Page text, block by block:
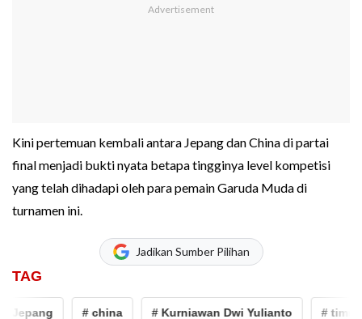
Kini pertemuan kembali antara Jepang dan China di partai
final menjadi bukti nyata betapa tingginya level kompetisi
yang telah dihadapi oleh para pemain Garuda Muda di
turnamen ini.
Jadikan Sumber Pilihan
TAG
# china # Kurniawan Dwi Yulianto # timnas